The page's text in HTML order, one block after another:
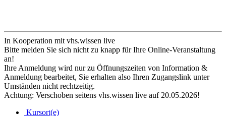
In Kooperation mit vhs.wissen live
Bitte melden Sie sich nicht zu knapp für Ihre Online-Veranstaltung
an!
Ihre Anmeldung wird nur zu Öffnungszeiten von Information &
Anmeldung bearbeitet, Sie erhalten also Ihren Zugangslink unter
Umständen nicht rechtzeitig.
Achtung: Verschoben seitens vhs.wissen live auf 20.05.2026!
Kursort(e)